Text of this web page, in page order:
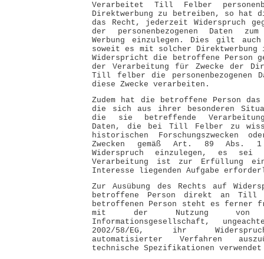
Verarbeitet Till Felber
Direktwerbung zu betreiben, so hat
das Recht, jederzeit Widerspruch
der personenbezogenen Daten
Werbung einzulegen. Dies gilt
soweit es mit solcher
Widerspricht die betroffene Person
der Verarbeitung für Zwecke der
Till felber die personenbezogenen
diese Zwecke verarbeiten.
Zudem hat die betroffene Person das
die sich aus ihrer besonderen
die sie betreffende Verarbeitung
Daten, die bei Till Felber zu
historischen Forschungszwecken
Zwecken gemäß Art. 89 Abs. 1
Widerspruch einzulegen, es sei
Verarbeitung ist zur Erfüllung
Interesse liegenden Aufgabe
Zur Ausübung des Rechts auf
betroffene Person direkt an Till
betroffenen Person steht es ferner
mit der Nutzung von
Informationsgesellschaft,
2002/58/EG, ihr
automatisierter Verfahren
technische Spezifikationen verwendet